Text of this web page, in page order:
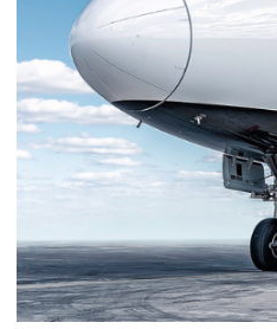
07/30 Trip.com) ホテル
07/30 楽天トラベル) 海外
07/30 Trip.com) 航空券
07/27 Trip.com) NY/ロン
07/27 Trip.com) タイ航空
07/25 楽天トラベル) 海外
07/25 Trip.com) 海外航空